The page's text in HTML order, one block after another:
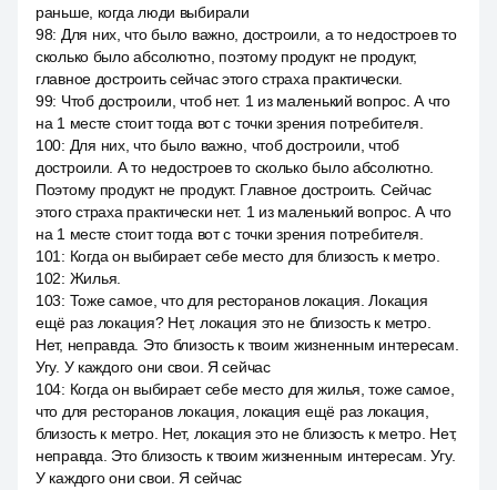
раньше, когда люди выбирали
98: Для них, что было важно, достроили, а то недостроев то
сколько было абсолютно, поэтому продукт не продукт,
главное достроить сейчас этого страха практически.
99: Чтоб достроили, чтоб нет. 1 из маленький вопрос. А что
на 1 месте стоит тогда вот с точки зрения потребителя.
100: Для них, что было важно, чтоб достроили, чтоб
достроили. А то недостроев то сколько было абсолютно.
Поэтому продукт не продукт. Главное достроить. Сейчас
этого страха практически нет. 1 из маленький вопрос. А что
на 1 месте стоит тогда вот с точки зрения потребителя.
101 : Когда он выбирает себе место для близость к метро.
102: Жилья.
103: Тоже самое, что для ресторанов локация. Локация
ещё раз локация? Нет, локация это не близость к метро.
Нет, неправда. Это близость к твоим жизненным интересам.
Угу. У каждого они свои. Я сейчас
104: Когда он выбирает себе место для жилья, тоже самое,
что для ресторанов локация, локация ещё раз локация,
близость к метро. Нет, локация это не близость к метро. Нет,
неправда. Это близость к твоим жизненным интересам. Угу.
У каждого они свои. Я сейчас